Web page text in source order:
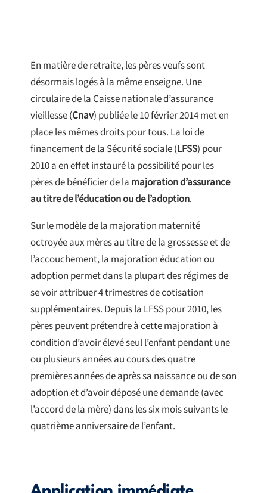
En matière de retraite, les pères veufs sont
désormais logés à la même enseigne. Une
circulaire de la Caisse nationale d’assurance
vieillesse (Cnav) publiée le 10 février 2014 met en
place les mêmes droits pour tous. La loi de
financement de la Sécurité sociale (LFSS) pour
2010 a en effet instauré la possibilité pour les
pères de bénéficier de la majoration d’assurance
au titre de l’éducation ou de l’adoption.
Sur le modèle de la majoration maternité
octroyée aux mères au titre de la grossesse et de
l’accouchement, la majoration éducation ou
adoption permet dans la plupart des régimes de
se voir attribuer 4 trimestres de cotisation
supplémentaires. Depuis la LFSS pour 2010, les
pères peuvent prétendre à cette majoration à
condition d’avoir élevé seul l’enfant pendant une
ou plusieurs années au cours des quatre
premières années de après sa naissance ou de son
adoption et d’avoir déposé une demande (avec
l’accord de la mère) dans les six mois suivants le
quatrième anniversaire de l’enfant.